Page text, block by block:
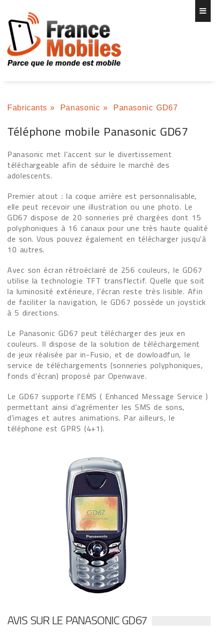
Fabricants » Panasonic » Panasonic GD67
Téléphone mobile Panasonic GD67
Panasonic met l'accent sur le divertissement
téléchargeable afin de séduire le marché des
adolescents.
Premier atout : la coque arrière est personnalisable,
elle peut recevoir une illustration ou une photo. Le
GD67 dispose de 20 sonneries pré chargées dont 15
polyphoniques à 16 canaux pour une très haute qualité
de son. Vous pouvez également en télécharger jusqu'à
10 autres.
Avec son écran rétroéclairé de 256 couleurs, le GD67
utilise la technologie TFT transflectif. Quelle que soit
la luminosité extérieure, l'écran reste très lisible. Afin
de faciliter la navigation, le GD67 possède un joystick
à 5 directions.
Le Panasonic GD67 peut télécharger des jeux en
couleurs. Il dispose de la solution de téléchargement
de jeux réalisée par in-Fusio, et de dowloadfun, le
service de téléchargements (sonneries polyphoniques,
fonds d'écran) proposé par Openwave.
Le GD67 supporte l'EMS ( Enhanced Message Service )
permettant ainsi d'agrémenter les SMS de sons,
d'images et autres animations. Par ailleurs, le
téléphone est GPRS (4+1).
AVIS SUR LE PANASONIC GD67